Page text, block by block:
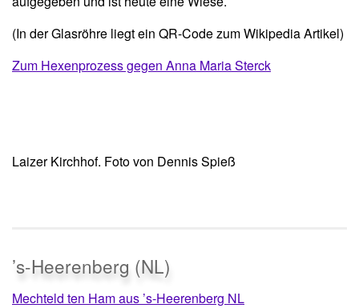
(In der Glasröhre liegt ein QR-Code zum Wikipedia Artikel)
Zum Hexenprozess gegen Anna Maria Sterck
Laizer Kirchhof. Foto von Dennis Spieß
’s-Heerenberg (NL)
Mechteld ten Ham aus ’s-Heerenberg NL